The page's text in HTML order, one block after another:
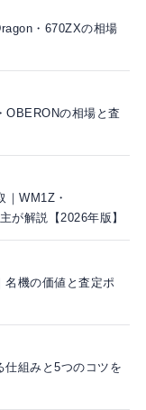
・670ZXの相場
OBERONの相場と査
WM1Z・
が解説【2026年版】
名機の価値と査定ポ
仕組みと5つのコツを